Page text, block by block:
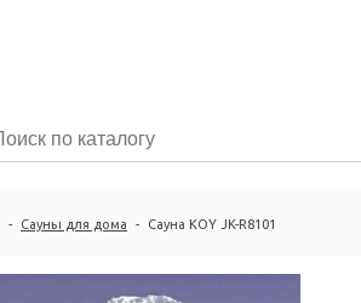
- Сауны для дома - Сауна KOY JK-R8101